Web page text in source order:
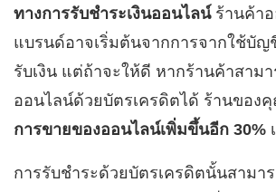
ทางการรับชำระเงินออนไลน์ร้านค้าอ
แบรนด์อาจเริ่มต้นจากการจากใช้บัญ
รับเงิน แต่ถ้าจะให้ดี หากร้านค้าสามา
ออนไลน์ด้วยบัตรเครดิตได้ ร้านของ
การขายของออนไลน์เพิ่มขึ้นอีก 30%
การรับชำระด้วยบัตรเครดิตนั้นสามา